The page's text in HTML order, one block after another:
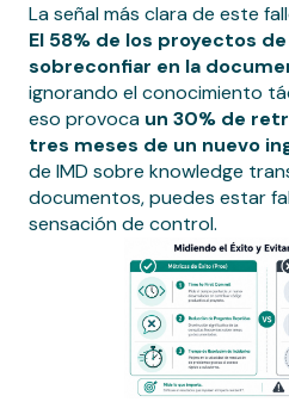
La señal más clara de este
El 58% de los proyectos
sobreconfiar en la
ignorando el conocimiento
eso provoca un 30% de
tres meses de un nuevo
de IMD sobre knowledge
documentos, puedes estar
sensación de control.